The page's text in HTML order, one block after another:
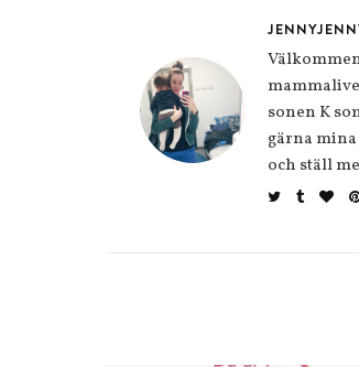
sonen K
gärna
och ställ